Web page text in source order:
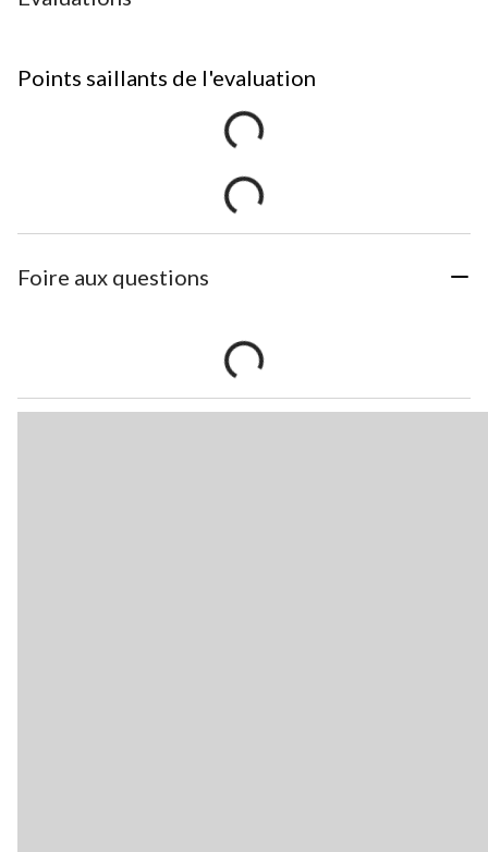
Points saillants de l'evaluation
Foire aux questions